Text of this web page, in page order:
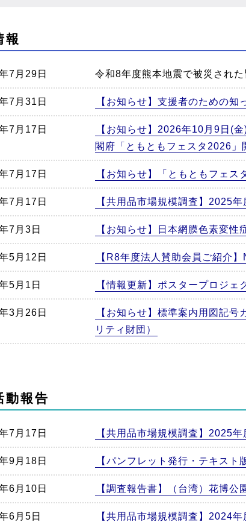
報
7月29日 令和8年度熊本地震で被災され
7月31日 【お知らせ】支援者のための知
7月17日
【お知らせ】2026年10月9日(
閣府「ともともフェスタ2026」
7月17日 【お知らせ】「ともともフェ
7月17日 【共用品市場規模調査】2025
7月3日 【お知らせ】日本網膜色素変性
5月12日 【R8年度法人賛助会員ご紹介
5月1日 【情報更新】ポスタープロジ
3月26日
【お知らせ】標準案内用図記
リティ財団）
動報告
7月17日 【共用品市場規模調査】2025
9月18日 【パンフレット発行・テキスト
6月10日 【調査報告書】（台湾）花博
6月5日 【共用品市場規模調査】2024